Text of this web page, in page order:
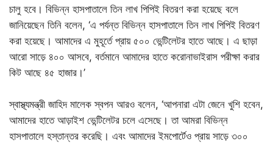
চালু হবে। বিভিন্ন হাসপাতালে তিন লাখ পিপিই বিতরণ করা হয়েছে বলে
জানিয়েছেন তিনি বলেন, ‘এ পর্যন্ত বিভিন্ন হাসপাতালে তিন লাখ পিপিই বিতরণ
করা হয়েছে। আমাদের এ মুহূর্তে প্রায় ৫০০ ভেন্টিলেটর হাতে আছে। এ ছাড়া
আরো সাড়ে ৪০০ আসবে, বর্তমানে আমাদের হাতে করোনাভাইরাস পরীক্ষা করার
কিট আছে ৪৫ হাজার।’
স্বাস্থ্যমন্ত্রী জাহিদ মালেক স্বপন আরও বলেন, ‘আপনারা এটা জেনে খুশি হবেন,
আমাদের হাতে আড়াইশ ভেন্টিলেটর চলে এসেছে। তা আমরা বিভিন্ন
হাসপাতালে হস্তান্তর করেছি। এবং আমাদের ইমপোর্টেও প্রায় সাড়ে ৩০০